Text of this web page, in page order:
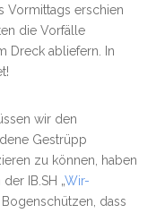
Vormittags erschien
die Vorfälle
Dreck abliefern. In
wir den
Gestrüpp
zu können, haben
IB.SH „Wir-
dass